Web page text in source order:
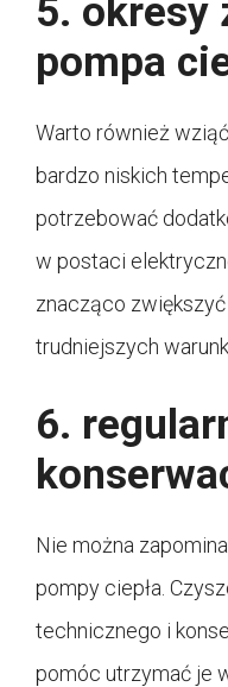
5. okresy
pompa
Warto również
bardzo niskich
potrzebować
w postaci
znacząco
trudniejszych
6.
Nie można
pompy ciepła.
technicznego i
pomóc utrzymać je